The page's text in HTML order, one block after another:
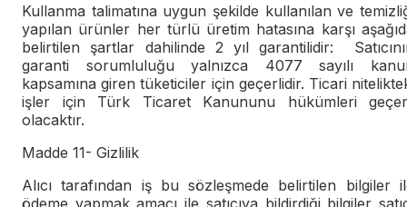
Kullanma talimatına uygun şekilde kullanılan ve
yapılan ürünler her türlü üretim hatasına karşı
belirtilen şartlar dahilinde 2 yıl garantilidir:
garanti sorumluluğu yalnızca 4077 sayılı
kapsamına giren tüketiciler için geçerlidir. Ticari
işler için Türk Ticaret Kanununu hükümleri
olacaktır.
Madde 11- Gizlilik
Alıcı tarafından iş bu sözleşmede belirtilen bilgiler
ödeme yapmak amacı ile satıcıya bildirdiği bilgiler